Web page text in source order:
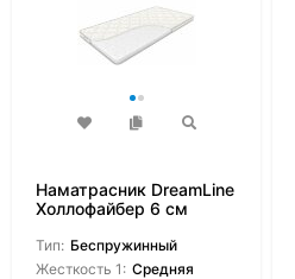
Наматрасник DreamLine
Холлофайбер 6 см
Тип: Беспружинный
Жесткость 1: Средняя